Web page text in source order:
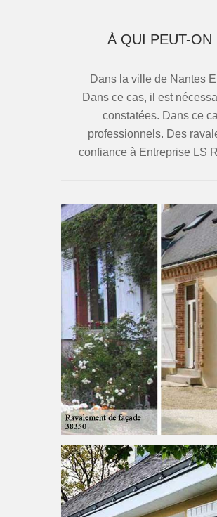
À QUI PEUT-ON
Dans la ville de Nantes
Dans ce cas, il est
constatées. Dans ce
professionnels. Des
confiance à Entreprise LS